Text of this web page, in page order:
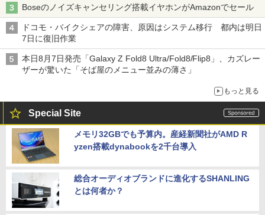
Boseのノイズキャンセリング搭載イヤホンがAmazonでセール
ドコモ・バイクシェアの障害、原因はシステム移行 都内は明日
7日に復旧作業
本日8月7日発売「Galaxy Z Fold8 Ultra/Fold8/Flip8」、カズレー
ザーが驚いた「そば屋のメニュー並みの薄さ」
もっと見る
Special Site
メモリ32GBでも予算内。産経新聞社がAMD R
yzen搭載dynabookを2千台導入
総合オーディオブランドに進化するSHANLING
とは何者か？